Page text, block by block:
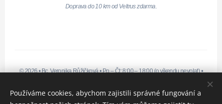
Doprava do 10 km od Veltrus zdarma.
© 2026 • Bc. Veronika Růžičková • Po – Čt: 8:00 – 18:00 (o víkendu nevolat)•
Odborná registrace
Všeobecné obchodní podmínky•Zásady ochrany
Používáme cookies, abychom zajistili správné fungování a